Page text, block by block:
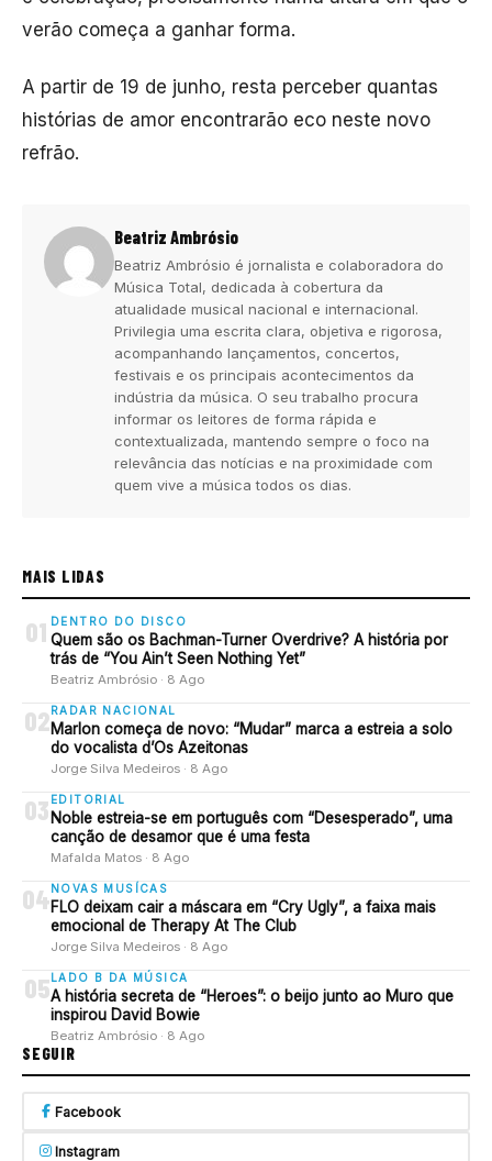
verão começa a ganhar forma.
A partir de 19 de junho, resta perceber quantas
histórias de amor encontrarão eco neste novo
refrão.
Beatriz Ambrósio
Beatriz Ambrósio é jornalista e colaboradora do
Música Total, dedicada à cobertura da
atualidade musical nacional e internacional.
Privilegia uma escrita clara, objetiva e rigorosa,
acompanhando lançamentos, concertos,
festivais e os principais acontecimentos da
indústria da música. O seu trabalho procura
informar os leitores de forma rápida e
contextualizada, mantendo sempre o foco na
relevância das notícias e na proximidade com
quem vive a música todos os dias.
MAIS LIDAS
01 DENTRO DO DISCO
Quem são os Bachman-Turner Overdrive? A história por
trás de “You Ain’t Seen Nothing Yet”
Beatriz Ambrósio · 8 Ago
02 RADAR NACIONAL
Marlon começa de novo: “Mudar” marca a estreia a solo
do vocalista d’Os Azeitonas
Jorge Silva Medeiros · 8 Ago
03 EDITORIAL
Noble estreia-se em português com “Desesperado”, uma
canção de desamor que é uma festa
Mafalda Matos · 8 Ago
04 NOVAS MUSÍCAS
FLO deixam cair a máscara em “Cry Ugly”, a faixa mais
emocional de Therapy At The Club
Jorge Silva Medeiros · 8 Ago
05 LADO B DA MÚSICA
A história secreta de “Heroes”: o beijo junto ao Muro que
inspirou David Bowie
Beatriz Ambrósio · 8 Ago
SEGUIR
Facebook
Instagram